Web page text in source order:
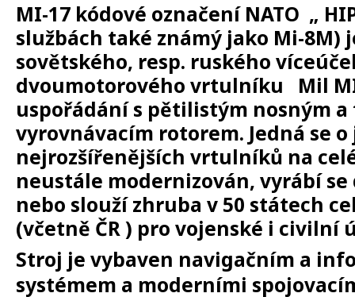
MI-17 kódové označení NATO „
službách také známý jako Mi-8M)
sovětského, resp. ruského
dvoumotorového vrtulníku
Mil
uspořádání s pětilistým nosným
vyrovnávacím rotorem. Jedná se o
nejrozšířenějších vrtulníků na
neustále modernizován, vyrábí se
nebo slouží zhruba v 50 státech
(včetně ČR ) pro vojenské i civilní
Stroj je vybaven navigačním a
systémem a moderními